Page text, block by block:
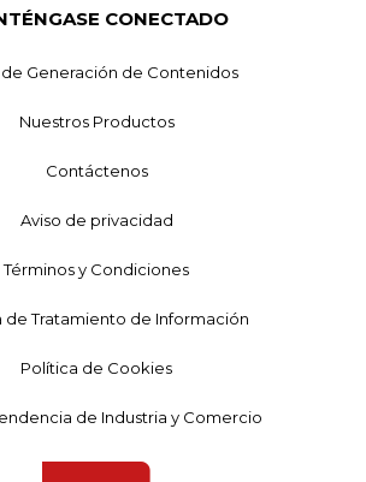
CONECTADO
de Generación de Contenidos
Nuestros Productos
Contáctenos
Aviso de privacidad
Términos y Condiciones
de Tratamiento de Información
Política de Cookies
de Industria y Comercio